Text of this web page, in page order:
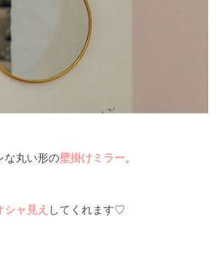
な丸い形の壁掛けミラー。
シャ見え してくれます♡